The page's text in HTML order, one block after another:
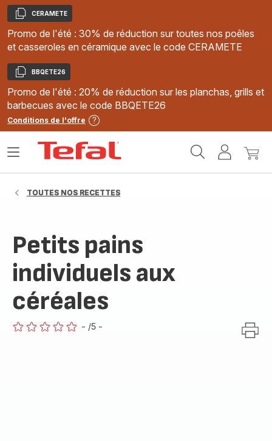
Copier
CERAMETE
Promo de l'été : 30% de réduction sur toutes nos poêles
et casseroles en céramique avec le code CERAMETE
Copier
BBQETE26
Promo de l'été : 20% de réduction sur les planchas, grills et
barbecues avec le code BBQETE26
Conditions de l'offre
MonMon
Ouvrir
TOUTES NOS RECETTES
Petits pains
individuels aux
céréales
- /5 -